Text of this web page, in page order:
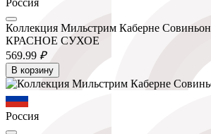
Россия
Коллекция Мильстрим Каберне Совиньон
КРАСНОЕ СУХОЕ
569.99 ₽
В корзину
Россия